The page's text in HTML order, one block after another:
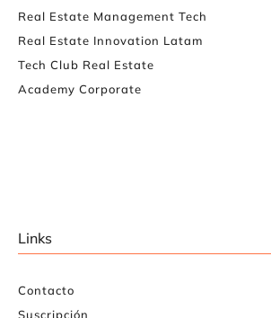
Real Estate Management Tech
Real Estate Innovation Latam
Tech Club Real Estate
Academy Corporate
Links
Contacto
Suscripción